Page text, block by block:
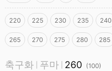
220 225 230 235 240
265 270 275 280 285
축구화 푸마 260 (100)